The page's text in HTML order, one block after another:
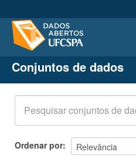
Conjuntos de dados
Organizações
Grupos
Sobre
Conjuntos de dados
Ordenar por